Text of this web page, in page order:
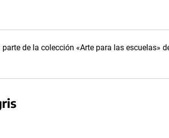
de la colección «Arte para las escuelas»